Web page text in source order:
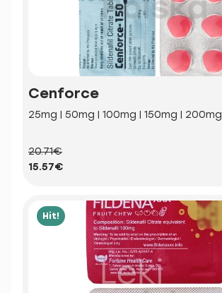
Cenforce
25mg | 50mg | 100mg | 150mg | 200mg
20.71€
15.57€
Hit!